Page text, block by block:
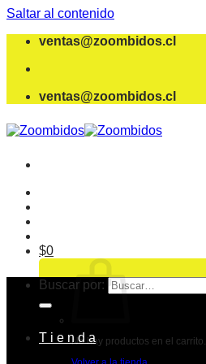
Saltar al contenido
ventas@zoombidos.cl
ventas@zoombidos.cl
$0
No hay productos en el carrito.
Buscar por:
T i e n d a